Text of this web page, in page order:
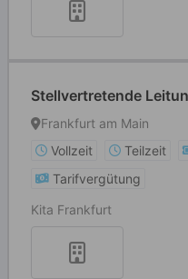
Stellvertretende
Frankfurt am Main
Vollzeit
Teilzeit
Tarifvergütung
Kita Frankfurt